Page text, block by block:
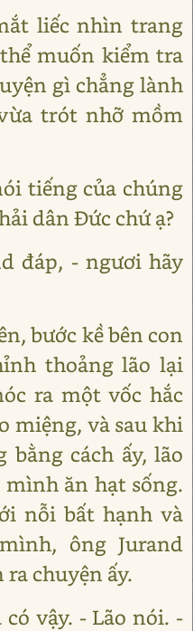
liếc nhìn trang
muốn kiểm tra
gì chẳng lành
trót nhỡ mồm
tiếng của chúng
dân Đức chứ ạ?
đáp, - ngươi hãy
bước kề bên con
thoảng lão lại
ra một vốc hắc
miệng, và sau khi
cách ấy, lão
ăn hạt sống.
nỗi bất hạnh và
ông Jurand
chuyện ấy.
vậy. - Lão nói. -